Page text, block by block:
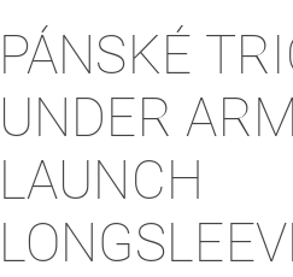
PÁNSKÉ
UNDER
LAUNCH